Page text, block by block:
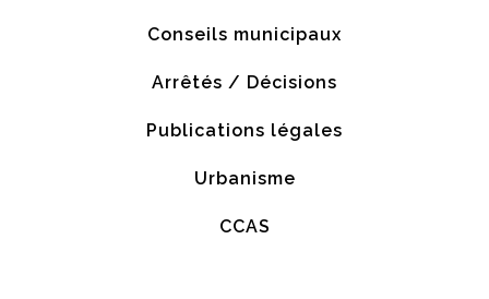
Conseils municipaux
Arrêtés / Décisions
Publications légales
Urbanisme
CCAS